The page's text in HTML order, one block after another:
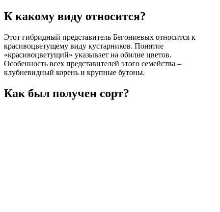
К какому виду относится?
Этот гибридный представитель Бегониевых относится к
красивоцветущему виду кустарников. Понятие
«красивоцветущий» указывает на обилие цветов.
Особенность всех представителей этого семейства –
клубневидный корень и крупные бутоны.
Как был получен сорт?